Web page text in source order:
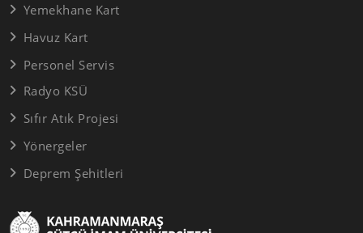
Yemekhane Kart
Havuz Kart
Personel Servis
Radyo KSÜ
Sıfır Atık Projesi
Yönergeler
Deprem Şehitleri